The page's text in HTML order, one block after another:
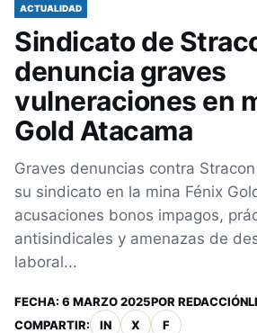
ACTUALIDAD
Sindicato de
denuncia graves
vulneraciones en
Gold Atacama
Graves denuncias contra
su sindicato en la mina Fénix
acusaciones bonos impagos,
antisindicales y amenazas de
laboral...
FECHA: 6 MARZO 2025POR REDACCIÓN
COMPARTIR:
IN X F